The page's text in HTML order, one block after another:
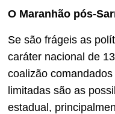
O Maranhão pós-
Se são frágeis as
caráter nacional de
coalizão
limitadas são as
estadual,